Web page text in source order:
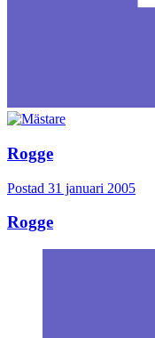
Rogge
Postad 31 januari 2005
Rogge